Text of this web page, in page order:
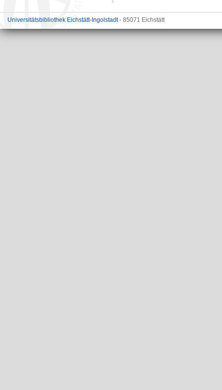
Universitätsbibliothek Eichstätt-Ingolstadt- 85071 Eichstätt